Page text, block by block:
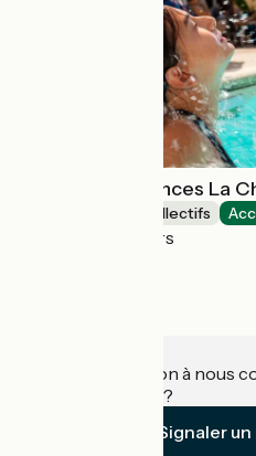
Village de Vacances La
Hébergements collectifs
Saint Géry-Vers
Une information à nous
établissement ?
Signaler